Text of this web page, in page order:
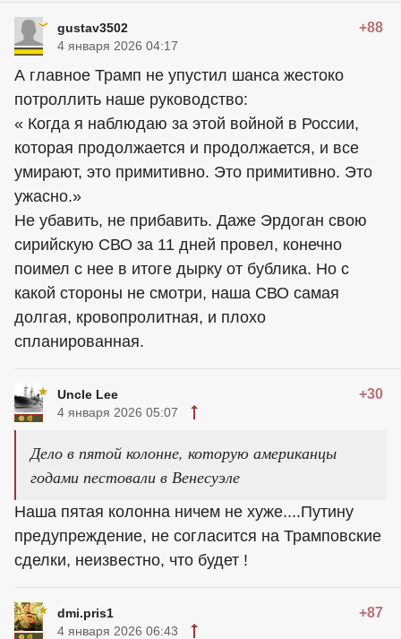
gustav3502 +88
4 января 2026 04:17
А главное Трамп не упустил шанса жестоко
потроллить наше руководство:
« Когда я наблюдаю за этой войной в России,
которая продолжается и продолжается, и все
умирают, это примитивно. Это примитивно. Это
ужасно.»
Не убавить, не прибавить. Даже Эрдоган свою
сирийскую СВО за 11 дней провел, конечно
поимел с нее в итоге дырку от бублика. Но с
какой стороны не смотри, наша СВО самая
долгая, кровопролитная, и плохо
спланированная.
Uncle Lee +30
4 января 2026 05:07
Дело в пятой колонне, которую американцы
годами пестовали в Венесуэле
Наша пятая колонна ничем не хуже....Путину
предупреждение, не согласится на Трамповские
сделки, неизвестно, что будет !
dmi.pris1 +87
4 января 2026 06:43